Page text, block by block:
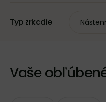
Typ zrkadiel
Vaše